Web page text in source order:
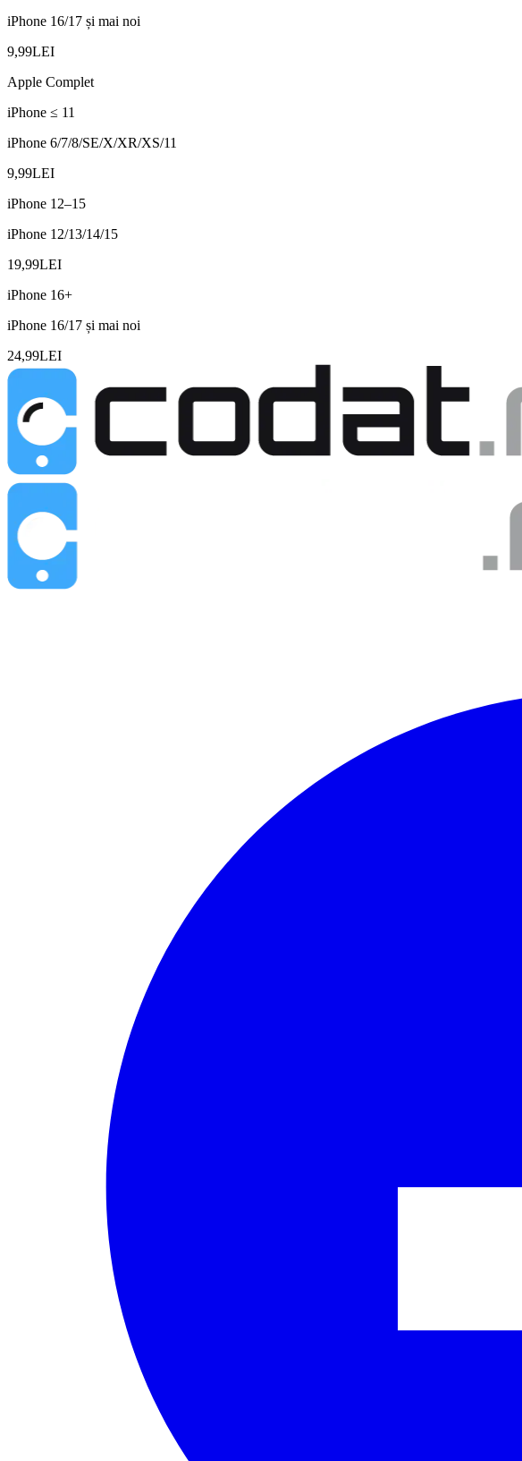
iPhone 16/17 și mai noi
9,99LEI
Apple Complet
iPhone ≤ 11
iPhone 6/7/8/SE/X/XR/XS/11
9,99LEI
iPhone 12–15
iPhone 12/13/14/15
19,99LEI
iPhone 16+
iPhone 16/17 și mai noi
24,99LEI